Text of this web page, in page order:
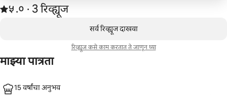
3 रिव्ह्यूजमधून 5 पैकी ५.० स्टार्स रेटिंग आहे
५.०
,
· 3 रिव्ह्यूज
सर्व रिव्ह्यूज दाखवा
रिव्ह्यूज कसे काम करतात ते जाणून घ्या
माझ्या पात्रता
15 वर्षांचा अनुभव